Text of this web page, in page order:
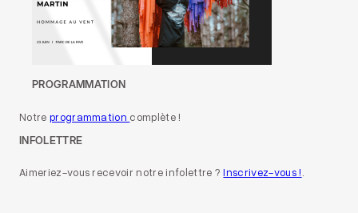
PROGRAMMATION
Notre programmation complète !
INFOLETTRE
Aimeriez-vous recevoir notre infolettre ?Inscrivez-vous !.